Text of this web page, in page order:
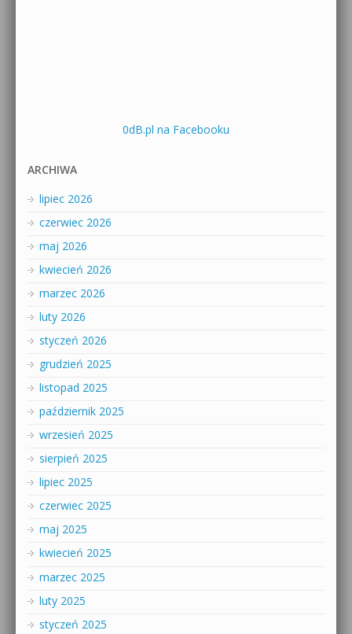
0dB.pl na Facebooku
ARCHIWA
lipiec 2026
czerwiec 2026
maj 2026
kwiecień 2026
marzec 2026
luty 2026
styczeń 2026
grudzień 2025
listopad 2025
październik 2025
wrzesień 2025
sierpień 2025
lipiec 2025
czerwiec 2025
maj 2025
kwiecień 2025
marzec 2025
luty 2025
styczeń 2025